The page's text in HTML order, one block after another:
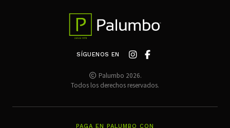
SÍGUENOS EN
Palumbo 2026.
Todos los derechos reservados.
PAGA EN PALUMBO CON